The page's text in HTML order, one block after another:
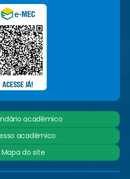
acadêmico
acadêmico
do site